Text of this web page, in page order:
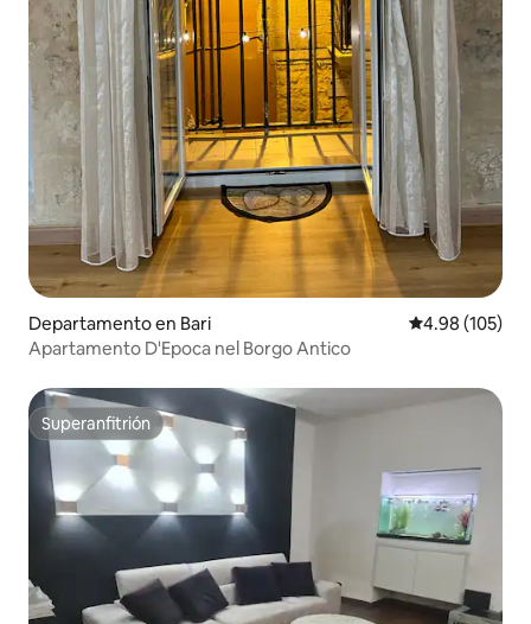
Departamento en Bari Calificación
4.98 (105)
Apartamento D'Epoca nel Borgo Antico
Superanfitrión
Superanfitrión